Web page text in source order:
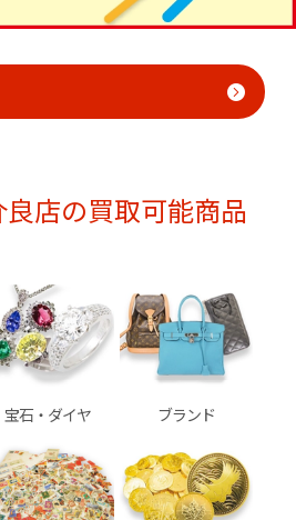
店の買取可能商品
宝石・ダイヤ ブランド